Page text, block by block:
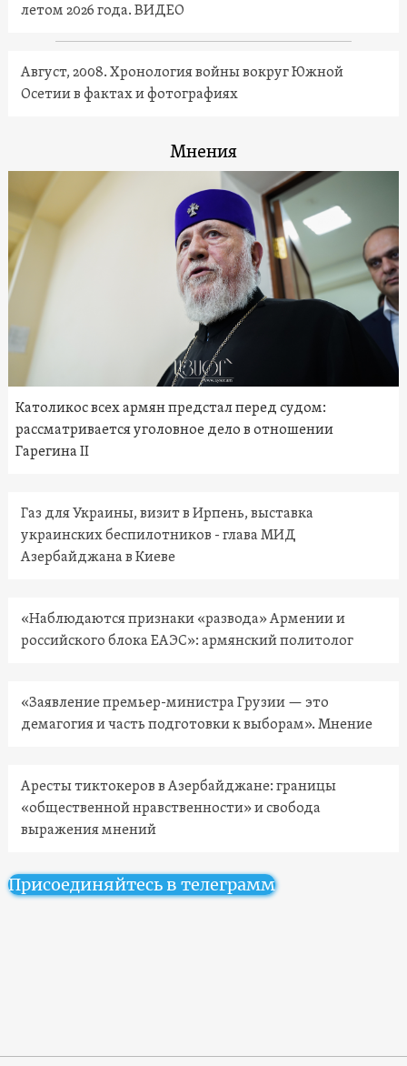
летом 2026 года. ВИДЕО
Август, 2008. Хронология войны вокруг Южной
Осетии в фактах и фотографиях
Мнения
Католикос всех армян предстал перед судом:
рассматривается уголовное дело в отношении
Гарегина II
Газ для Украины, визит в Ирпень, выставка
украинских беспилотников - глава МИД
Азербайджана в Киеве
«Наблюдаются признаки «развода» Армении и
российского блока ЕАЭС»: армянский политолог
«Заявление премьер-министра Грузии — это
демагогия и часть подготовки к выборам». Мнение
Аресты тиктокеров в Азербайджане: границы
«общественной нравственности» и свобода
выражения мнений
Присоединяйтесь в телеграмм